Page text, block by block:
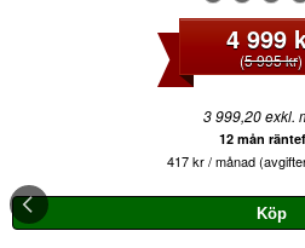
4 999
(5 995 kr)
3 999,20 exkl.
12 mån
417 kr / månad